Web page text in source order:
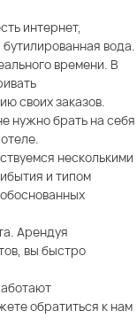
интернет,
вода.
времени. В
своих заказов.
нужно брать на себя
несколькими
и типом
Арендуя
вы быстро
обратиться к нам